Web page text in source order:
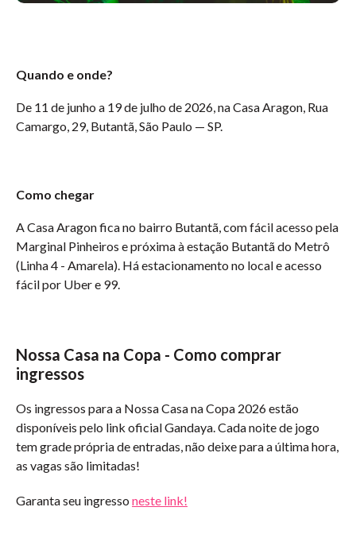
Quando e onde?
De 11 de junho a 19 de julho de 2026, na Casa Aragon, Rua
Camargo, 29, Butantã, São Paulo — SP.
Como chegar
A Casa Aragon fica no bairro Butantã, com fácil acesso pela
Marginal Pinheiros e próxima à estação Butantã do Metrô
(Linha 4 - Amarela). Há estacionamento no local e acesso
fácil por Uber e 99.
Nossa Casa na Copa - Como comprar
ingressos
Os ingressos para a Nossa Casa na Copa 2026 estão
disponíveis pelo link oficial Gandaya. Cada noite de jogo
tem grade própria de entradas, não deixe para a última hora,
as vagas são limitadas!
Garanta seu ingresso neste link!